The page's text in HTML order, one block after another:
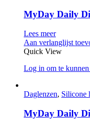
MyDay Daily
Lees meer
Aan verlanglijst
Quick View
Log in om te kunnen
Daglenzen, Silicone
MyDay Daily